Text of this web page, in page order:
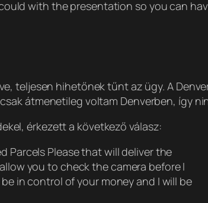
with the presentation so you can
teljesen hihetőnek tűnt az ügy. A
átmenetileg voltam Denverben, így
érkezett a következő válasz:
Parcels Please that will deliver the
you to check the camera before I
in control of your money and I will be